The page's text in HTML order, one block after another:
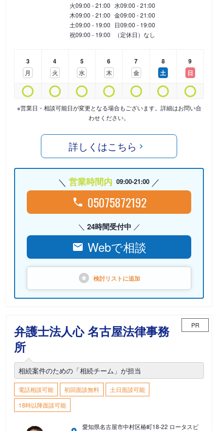
火09:00 - 21:00 水09:00 - 21:00
木09:00 - 21:00 金09:00 - 21:00
土09:00 - 19:00 日09:00 - 19:00
祝09:00 - 19:00 （定休日）なし
3
月
4
火
5
水
6
木
7
金
8
土
9
日
※営業日・相談可能日が変更となる場合もございます。詳細はお問い合
わせください。
詳しくはこちら
営業時間内 09:00-21:00
05075872192
24時間受付中
Webで相談
検討リストに追加
弁護士法人心 名古屋法律事務
所
PR
相続案件のための「相続チーム」が担当
電話相談可能 初回面談無料
土日面談可能
18時以降面談可能
愛知県名古屋市中村区椿町18-22 ロータスビ